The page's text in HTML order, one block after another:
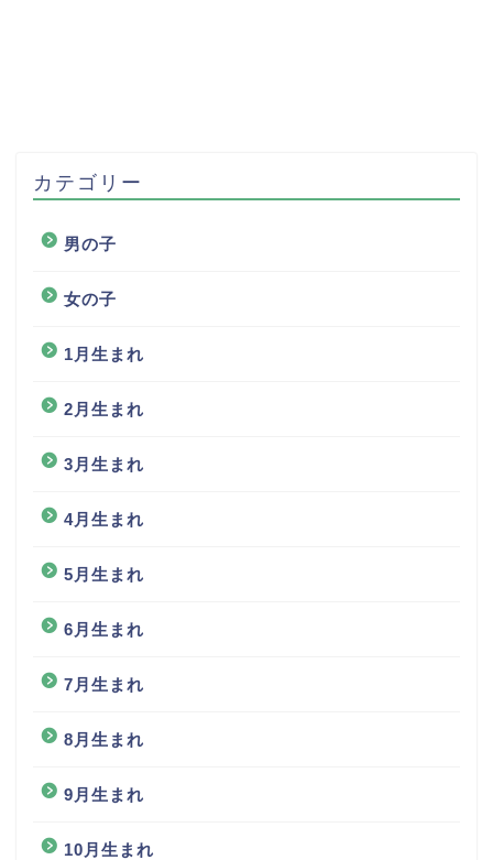
カテゴリー
男の子
女の子
1月生まれ
2月生まれ
3月生まれ
4月生まれ
5月生まれ
6月生まれ
7月生まれ
8月生まれ
9月生まれ
10月生まれ